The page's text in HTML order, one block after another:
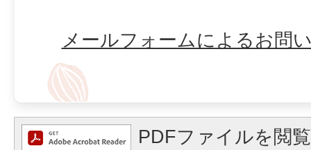
メールフォームによるお問
PDFファイルを閲